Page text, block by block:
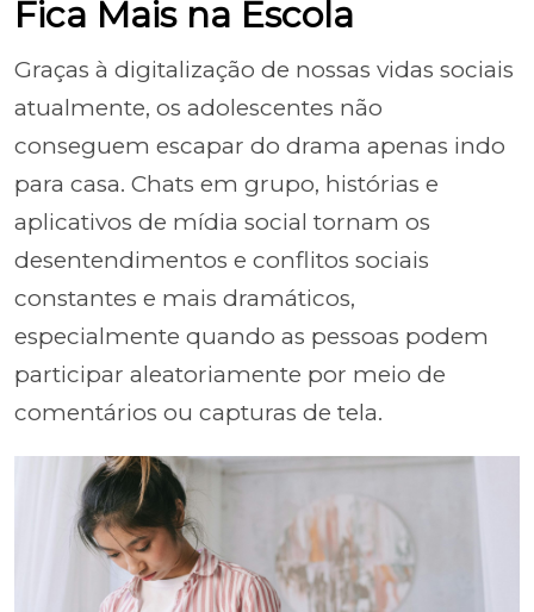
Fica Mais na Escola
Graças à digitalização de nossas vidas sociais
atualmente, os adolescentes não
conseguem escapar do drama apenas indo
para casa. Chats em grupo, histórias e
aplicativos de mídia social tornam os
desentendimentos e conflitos sociais
constantes e mais dramáticos,
especialmente quando as pessoas podem
participar aleatoriamente por meio de
comentários ou capturas de tela.